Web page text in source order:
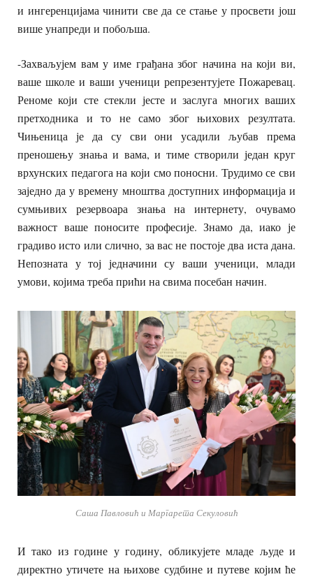
и ингеренцијама чинити све да се стање у просвети још
више унапреди и побољша.
-Захваљујем вам у име грађана због начина на који ви,
ваше школе и ваши ученици репрезентујете Пожаревац.
Реноме који сте стекли јесте и заслуга многих ваших
претходника и то не само због њихових резултата.
Чињеница је да су сви они усадили љубав према
преношењу знања и вама, и тиме створили један круг
врхунских педагога на који смо поносни. Трудимо се сви
заједно да у времену мноштва доступних информација и
сумњивих резервоара знања на интернету, очувамо
важност ваше поносите професије. Знамо да, иако је
градиво исто или слично, за вас не постоје два иста дана.
Непозната у тој једначини су ваши ученици, млади
умови, којима треба прићи на свима посебан начин.
Саша Павловић и Маргарета Секуловић
И тако из године у годину, обликујете младе људе и
директно утичете на њихове судбине и путеве којим ће